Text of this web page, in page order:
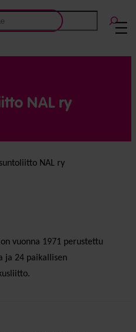
NAL ry
NAL ry
vuonna 1971 perustettu
ja 24 paikallisen